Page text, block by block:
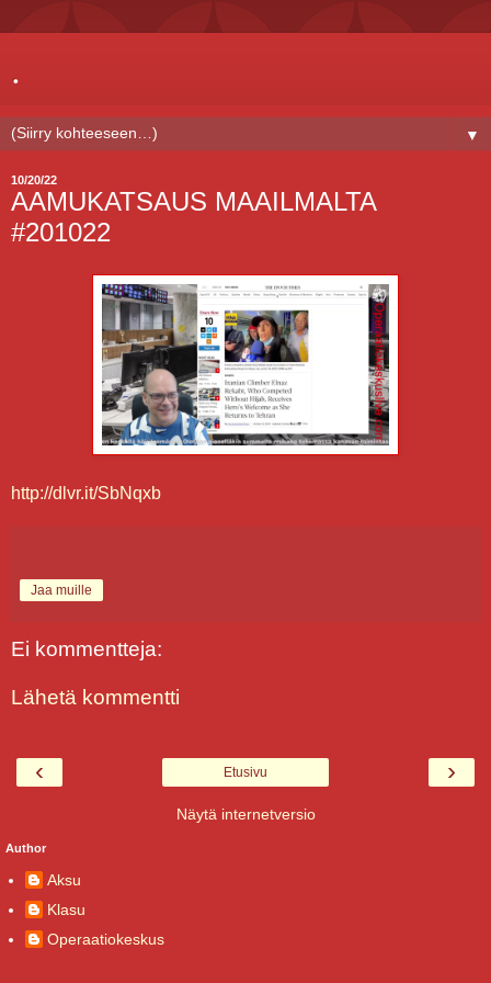
.
▼
10/20/22
AAMUKATSAUS MAAILMALTA
#201022
http://dlvr.it/SbNqxb
Jaa muille
Ei kommentteja:
Lähetä kommentti
‹ ›
Etusivu
Näytä internetversio
Author
Aksu
Klasu
Operaatiokeskus